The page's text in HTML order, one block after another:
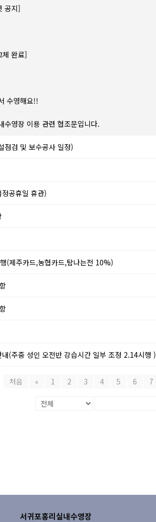
공지]
체 완료]
수영해요!!
수영장 이용 관련 협조문입니다.
점검 및 보수공사 일정)
공휴일 휴관)
(제주카드,농협카드,탐나는전 10%)
(주중 성인 오전반 강습시간 일부 조정 2.14시행 )
처음 « 1 2 3 4 5 6 7
서귀포홍리실내수영장